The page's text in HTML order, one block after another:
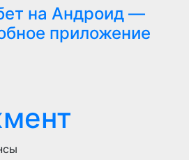
на Андроид —
приложение